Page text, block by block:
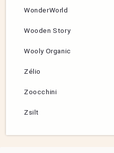
WonderWorld
Wooden Story
Wooly Organic
Zélio
Zoocchini
Zsilt